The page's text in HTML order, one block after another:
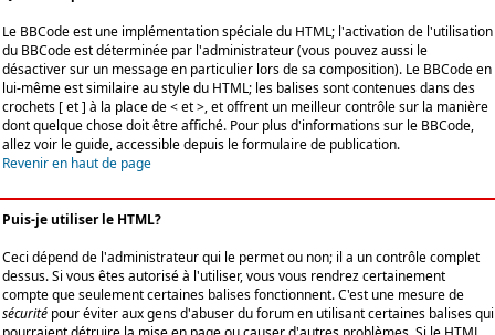
Le BBCode est une implémentation spéciale du HTML; l'activation de l'utilisation
du BBCode est déterminée par l'administrateur (vous pouvez aussi le
désactiver sur un message en particulier lors de sa composition). Le BBCode en
lui-même est similaire au style du HTML; les balises sont contenues dans des
crochets [ et ] à la place de < et >, et offrent un meilleur contrôle sur la manière
dont quelque chose doit être affiché. Pour plus d'informations sur le BBCode,
allez voir le guide, accessible depuis le formulaire de publication.
Revenir en haut de page
Puis-je utiliser le HTML?
Ceci dépend de l'administrateur qui le permet ou non; il a un contrôle complet
dessus. Si vous êtes autorisé à l'utiliser, vous vous rendrez certainement
compte que seulement certaines balises fonctionnent. C'est une mesure de
sécurité pour éviter aux gens d'abuser du forum en utilisant certaines balises qui